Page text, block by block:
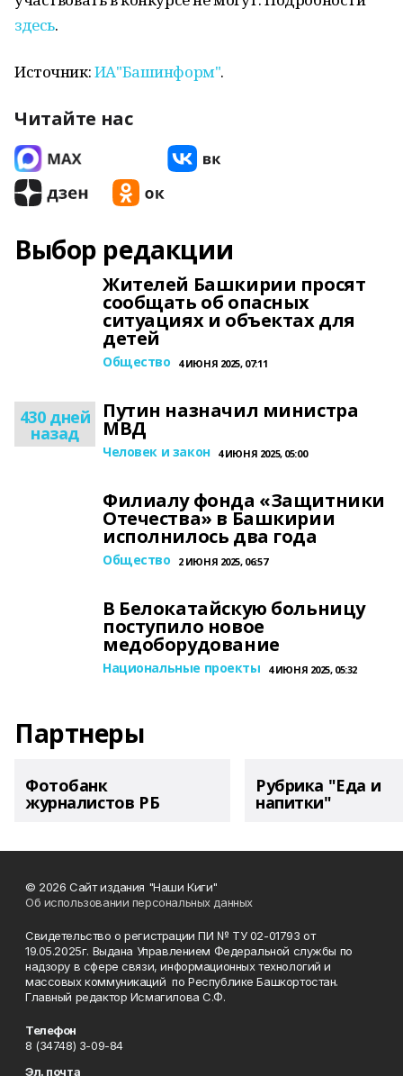
здесь.
Источник:ИА"Башинформ".
Читайте нас
Выбор редакции
Жителей Башкирии просят
сообщать об опасных
ситуациях и объектах для
детей
Общество 4 ИЮНЯ 2025, 07:11
430 дней
назад
Путин назначил министра
МВД
Человек и закон 4 ИЮНЯ 2025, 05:00
Филиалу фонда «Защитники
Отечества» в Башкирии
исполнилось два года
Общество 2 ИЮНЯ 2025, 06:57
В Белокатайскую больницу
поступило новое
медоборудование
Национальные проекты 4 ИЮНЯ 2025, 05:32
Партнеры
Фотобанк
журналистов РБ
Рубрика "Еда и
напитки"
© 2026 Сайт издания "Наши Киги"
Об использовании персональных данных
Свидетельство о регистрации ПИ № ТУ 02-01793 от
19.05.2025г. Выдана Управлением Федеральной службы по
надзору в сфере связи, информационных технологий и
массовых коммуникаций по Республике Башкортостан.
Главный редактор Исмагилова С.Ф.
Телефон
8 (34748) 3-09-84
Эл. почта